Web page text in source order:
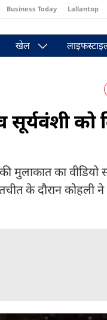
Business Today Lallantop
खेल
को
मुलाकात का
के दौरान कोहली